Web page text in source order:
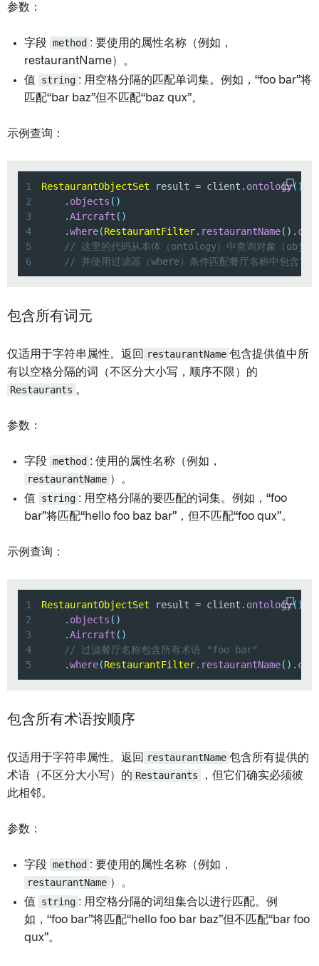
参数：
字段 method : 要使用的属性名称（例如，
restaurantName）。
值
string : 用空格分隔的匹配单词集。例如，“foo bar”将
匹配“bar baz”但不匹配“baz qux”。
示例查询：
1 RestaurantObjectSet result = client . ontology( )
2
. objects ( )
3
.Aircraft ( )
4
.where(RestaurantFilter. restaurantName( ) .
5
// 这里的代码从本体（ontology）中查询对象（
6
// 并使用过滤器（where）条件匹配餐厅名称中包含
包含所有词元
仅适用于字符串属性。返回 restaurantName 包含提供值中所
有以空格分隔的词（不区分大小写，顺序不限）的
Restaurants 。
参数：
字段 method : 使用的属性名称（例如，
restaurantName ）。
值
string : 用空格分隔的要匹配的词集。例如，“foo
bar”将匹配“hello foo baz bar”，但不匹配“foo qux”。
示例查询：
1 RestaurantObjectSet result = client . ontology( )
2
. objects ( )
3
.Aircraft ( )
4
// 过滤餐厅名称包含所有术语 "foo bar"
5
.where(RestaurantFilter. restaurantName( ) .
包含所有术语按顺序
仅适用于字符串属性。返回 restaurantName 包含所有提供的
术语（不区分大小写）的 Restaurants
，但它们确实必须彼
此相邻。
参数：
字段 method : 要使用的属性名称（例如，
restaurantName ）。
值
string : 用空格分隔的词组集合以进行匹配。例
如，“foo bar”将匹配“hello foo bar baz”但不匹配“bar foo
qux”。